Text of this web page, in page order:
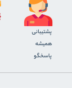
پشتیبانی
همیشه
پاسخگو